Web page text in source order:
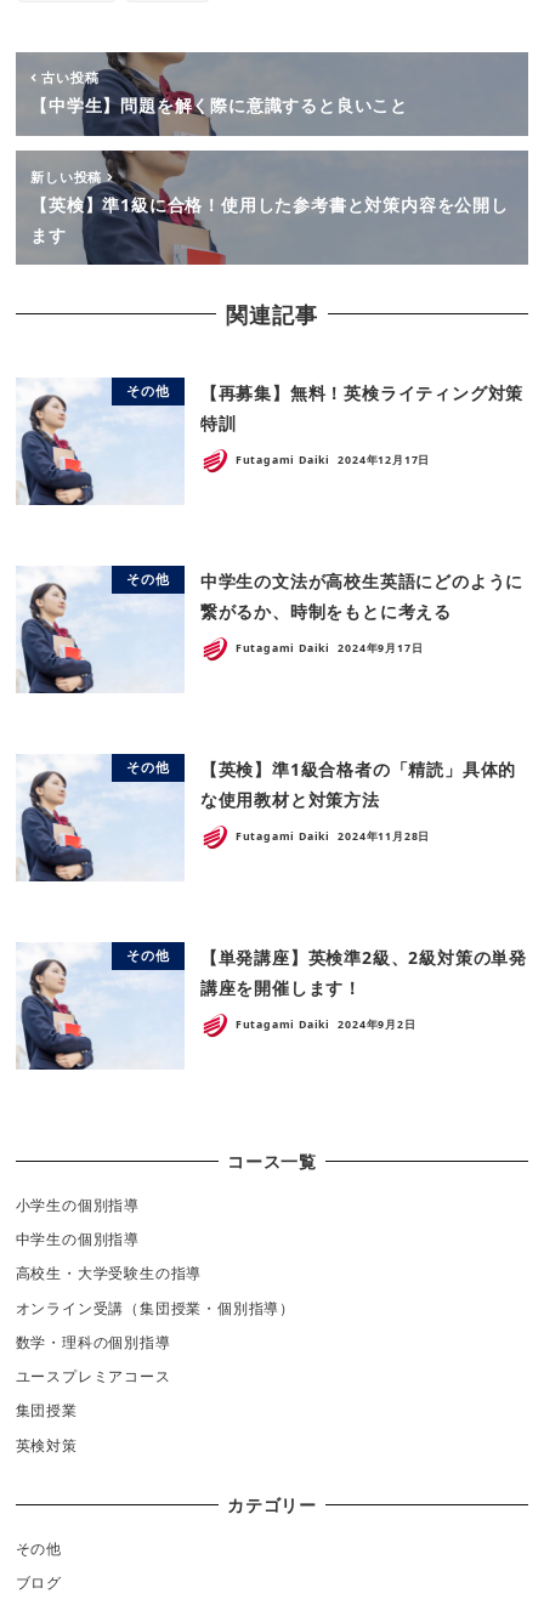
古い投稿
【中学生】問題を解く際に意識すると良いこと
新しい投稿
【英検】準1級に合格！使用した参考書と対策内容を公開し
ます
関連記事
その他
【再募集】無料！英検ライティング対策
特訓
Futagami Daiki 2024年12月17日
その他
中学生の文法が高校生英語にどのように
繋がるか、時制をもとに考える
Futagami Daiki 2024年9月17日
その他
【英検】準1級合格者の「精読」具体的
な使用教材と対策方法
Futagami Daiki 2024年11月28日
その他
【単発講座】英検準2級、2級対策の単発
講座を開催します！
Futagami Daiki 2024年9月2日
コース一覧
小学生の個別指導
中学生の個別指導
高校生・大学受験生の指導
オンライン受講（集団授業・個別指導）
数学・理科の個別指導
ユースプレミアコース
集団授業
英検対策
カテゴリー
その他
ブログ